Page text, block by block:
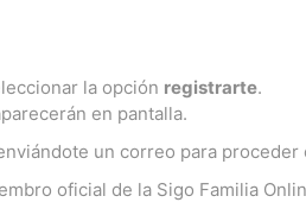
la opción registrarte.
en pantalla.
un correo para proceder
oficial de la Sigo Familia